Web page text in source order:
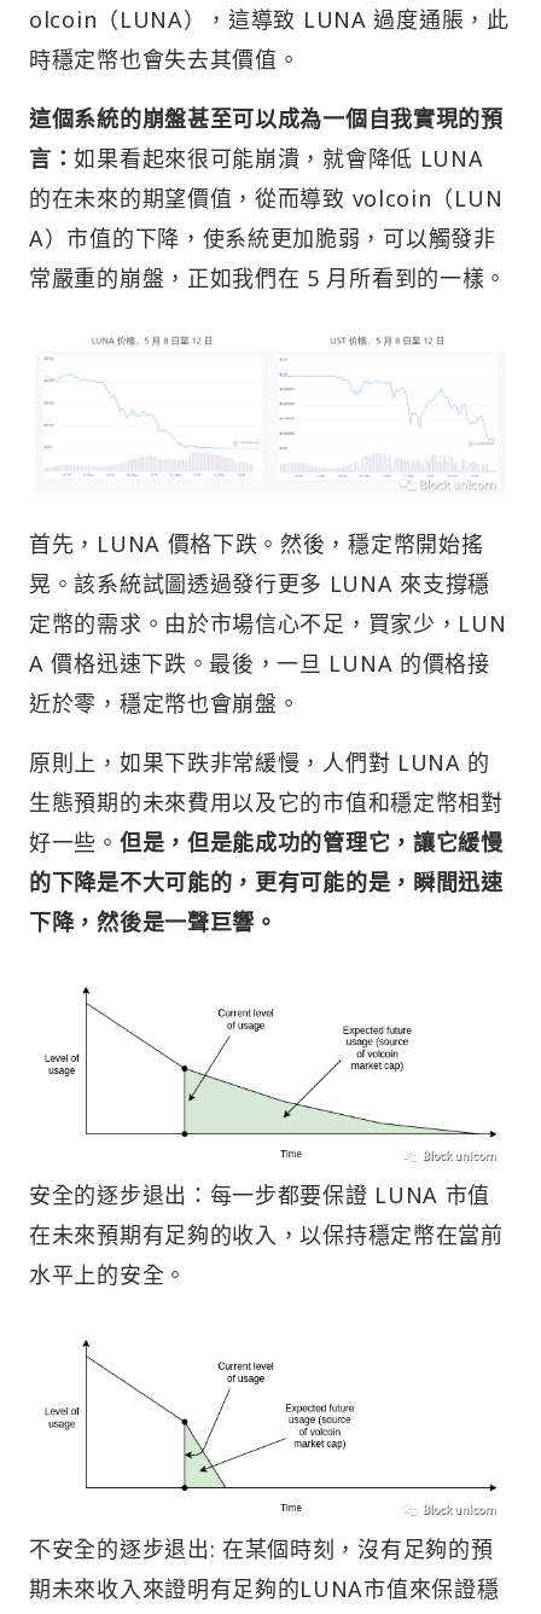
olcoin（LUNA），這導致 LUNA 過度通脹，此
時穩定幣也會失去其價值。
這個系統的崩盤甚至可以成為一個自我實現的預
言：如果看起來很可能崩潰，就會降低 LUNA
的在未來的期望價值，從而導致 volcoin（LUN
A）市值的下降，使系統更加脆弱，可以觸發非
常嚴重的崩盤，正如我們在 5 月所看到的一樣。
首先，LUNA 價格下跌。然後，穩定幣開始搖
晃。該系統試圖透過發行更多 LUNA 來支撐穩
定幣的需求。由於市場信心不足，買家少，LUN
A 價格迅速下跌。最後，一旦 LUNA 的價格接
近於零，穩定幣也會崩盤。
原則上，如果下跌非常緩慢，人們對 LUNA 的
生態預期的未來費用以及它的市值和穩定幣相對
好一些。 但是，但是能成功的管理它，讓它緩慢
的下降是不大可能的，更有可能的是，瞬間迅速
下降，然後是一聲巨響。
安全的逐步退出：每一步都要保證 LUNA 市值
在未來預期有足夠的收入，以保持穩定幣在當前
水平上的安全。
不安全的逐步退出: 在某個時刻，沒有足夠的預
期未來收入來證明有足夠的LUNA市值來保證穩